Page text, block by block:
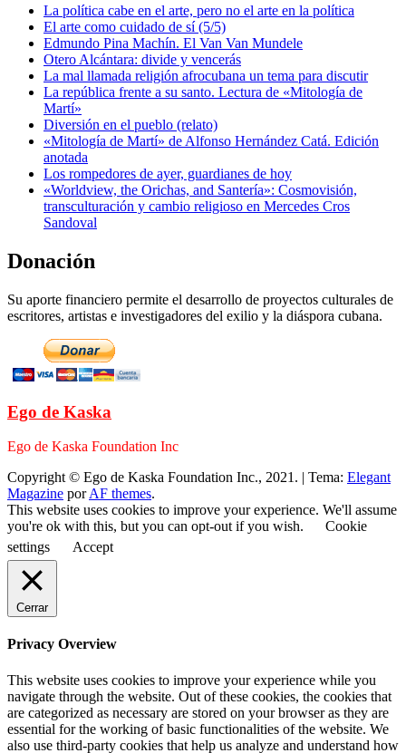
La política cabe en el arte, pero no el arte en la política
El arte como cuidado de sí (5/5)
Edmundo Pina Machín. El Van Van Mundele
Otero Alcántara: divide y vencerás
La mal llamada religión afrocubana un tema para discutir
La república frente a su santo. Lectura de «Mitología de
Martí»
Diversión en el pueblo (relato)
«Mitología de Martí» de Alfonso Hernández Catá. Edición
anotada
Los rompedores de ayer, guardianes de hoy
«Worldview, the Orichas, and Santería»: Cosmovisión,
transculturación y cambio religioso en Mercedes Cros
Sandoval
Donación
Su aporte financiero permite el desarrollo de proyectos culturales de
escritores, artistas e investigadores del exilio y la diáspora cubana.
Ego de Kaska
Ego de Kaska Foundation Inc
Copyright © Ego de Kaska Foundation Inc., 2021. | Tema: Elegant
Magazine porAF themes.
This website uses cookies to improve your experience. We'll assume
you're ok with this, but you can opt-out if you wish.
Cookie
settings
Accept
Cerrar
Privacy Overview
This website uses cookies to improve your experience while you
navigate through the website. Out of these cookies, the cookies that
are categorized as necessary are stored on your browser as they are
essential for the working of basic functionalities of the website. We
also use third-party cookies that help us analyze and understand how